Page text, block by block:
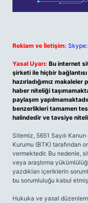
Reklam ve İletişim:
Yasal Uyarı: Bu internet
şirketi ile hiçbir
hazırladığımız
haber niteliği
paylaşım
benzerlikleri tamamen
halindedir ve tavsiye
Sitemiz, 5651 Sayılı
Kurumu (BTK) tarafından
vermektedir. Bu nedenle,
veya araştırma
yazdıkları içeriklerin
bu sorumluluğu kabul etmiş
Hukuka ve yasal